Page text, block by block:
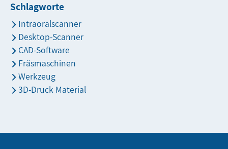
Schlagworte
Intraoralscanner
Desktop-Scanner
CAD-Software
Fräsmaschinen
Werkzeug
3D-Druck Material